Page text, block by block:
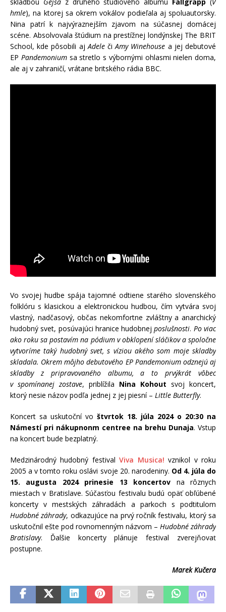
hmle), na ktorej sa okrem vokálov podieľala aj spoluautorsky.
Nina patrí k najvýraznejším zjavom na súčasnej domácej
scéne. Absolvovala štúdium na prestížnej londýnskej The BRIT
School, kde pôsobili aj AdelečiAmy Winehouse a jej debutové
EP Pandemoniumsa stretlo s výbornými ohlasmi nielen doma,
ale aj v zahraničí, vrátane britského rádia BBC.
Vo svojej hudbe spája tajomné odtiene starého slovenského
folklóru s klasickou a elektronickou hudbou, čím vytvára svoj
vlastný, nadčasový, občas nekomfortne zvláštny a anarchický
hudobný svet, posúvajúci hranice hudobnejposlušnosti. Po viac
ako roku sa postavím na pódium v obklopení sláčikov a spoločne
vytvoríme taký hudobný svet, s víziou akého som moje skladby
skladala. Okrem môjho debutového EP Pandemonium odznejú aj
skladby z pripravovaného albumu, a to prvýkrát vôbec
v spomínanej zostave, priblížila Nina Kohout svoj koncert,
ktorý nesie názov podľa jednej z jej piesní – Little Butterfly.
Koncert sa uskutoční vo štvrtok 18. júla 2024 o 20:30 na
Námestí pri nákupnonm centree na brehu Dunaja. Vstup
na koncert bude bezplatný.
Medzinárodný hudobný festivalViva Musica! vznikol v roku
2005 a v tomto roku oslávi svoje 20. narodeniny. Od 4. júla do
15. augusta 2024 prinesie 13 koncertov na rôznych
miestach v Bratislave. Súčasťou festivalu budú opäť obľúbené
koncerty v mestských záhradách a parkoch s podtitulom
Hudobné záhrady, odkazujúce na prvý ročník festivalu, ktorý sa
uskutočnil ešte pod rovnomenným názvom – Hudobné záhrady
Bratislavy. Ďalšie koncerty plánuje festival zverejňovať
postupne.
Marek Kučera